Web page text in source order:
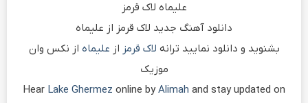
علیماه لاک قرمز
دانلود آهنگ جدید لاک قرمز از علیماه
بشنوید و دانلود نمایید ترانه لاک قرمز از علیماه از نکس وان
موزیک
Hear Lake Ghermez online byAlimah and stay updated on